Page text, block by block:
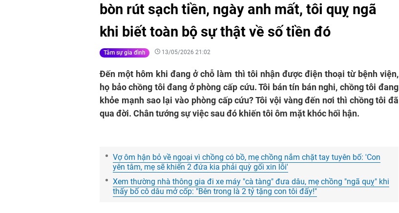
bòn rút sạch tiền, ngày anh mất, tôi quỵ ngã
khi biết toàn bộ sự thật về số tiền đó
Tâm sự gia đình 13/05/2026 21:02
Đến một hôm khi đang ở chỗ làm thì tôi nhận được điện thoại từ bệnh viện,
họ bảo chồng tôi đang ở phòng cấp cứu. Tôi bán tín bán nghi, chồng tôi đang
khỏe mạnh sao lại vào phòng cấp cứu? Tôi vội vàng đến nơi thì chồng tôi đã
qua đời. Chân tướng sự việc sau đó khiến tôi ôm mặt khóc hối hận.
Vợ ôm hận bỏ về ngoại vì chồng có bồ, mẹ chồng nắm chặt tay tuyên bố: 'Con
yên tâm, mẹ sẽ khiến 2 đứa kia phải quỳ gối xin lỗi'
Xem thường nhà thông gia đi xe máy "cà tàng" đưa dâu, mẹ chồng "ngã quỵ" khi
thấy bố cô dâu mở cốp: "Bên trong là 2 tỷ tặng con tôi đấy!"